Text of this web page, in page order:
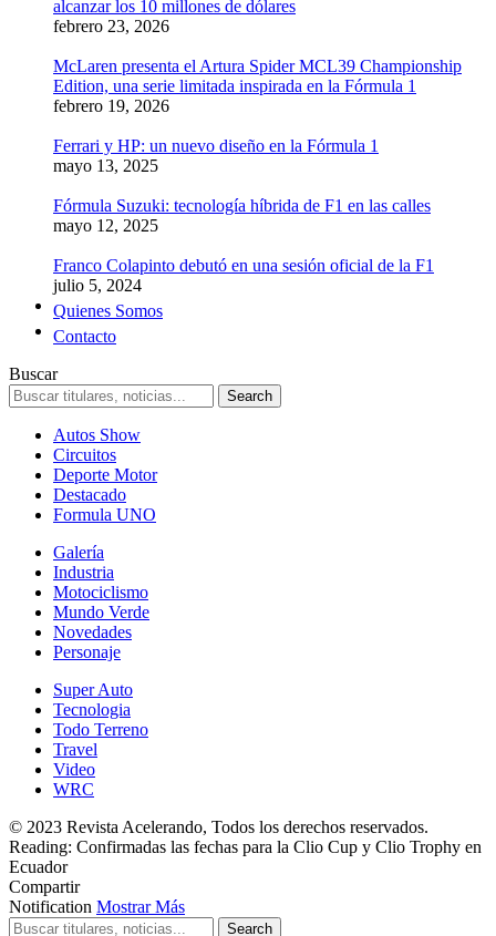
alcanzar los 10 millones de dólares
febrero 23, 2026
McLaren presenta el Artura Spider MCL39 Championship
Edition, una serie limitada inspirada en la Fórmula 1
febrero 19, 2026
Ferrari y HP: un nuevo diseño en la Fórmula 1
mayo 13, 2025
Fórmula Suzuki: tecnología híbrida de F1 en las calles
mayo 12, 2025
Franco Colapinto debutó en una sesión oficial de la F1
julio 5, 2024
Quienes Somos
Contacto
Buscar
Autos Show
Circuitos
Deporte Motor
Destacado
Formula UNO
Galería
Industria
Motociclismo
Mundo Verde
Novedades
Personaje
Super Auto
Tecnologia
Todo Terreno
Travel
Video
WRC
© 2023 Revista Acelerando, Todos los derechos reservados.
Reading: Confirmadas las fechas para la Clio Cup y Clio Trophy en
Ecuador
Compartir
Notification Mostrar Más